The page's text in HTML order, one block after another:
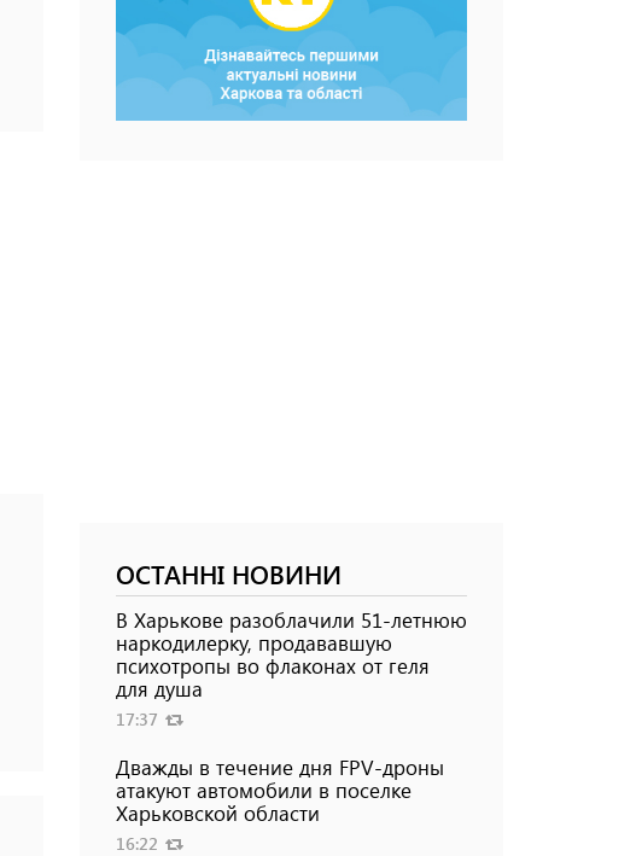
ОСТАННІ НОВИНИ
В Харькове разоблачили 51-летнюю
наркодилерку, продававшую
психотропы во флаконах от геля
для душа
17:37
Дважды в течение дня FPV-дроны
атакуют автомобили в поселке
Харьковской области
16:22